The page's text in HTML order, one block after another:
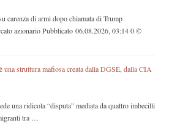
carenza di armi dopo chiamata di Trump
azionario Pubblicato 06.08.2026, 03:14 0 ©
una struttura mafiosa creata dalla DGSE, dalla CIA
una ridicola “disputa” mediata da quattro imbecilli
tra …